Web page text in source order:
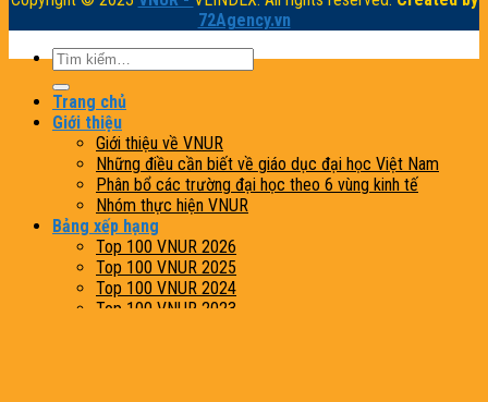
72Agency.vn
Trang chủ
Giới thiệu
Giới thiệu về VNUR
Những điều cần biết về giáo dục đại học Việt Nam
Phân bổ các trường đại học theo 6 vùng kinh tế
Nhóm thực hiện VNUR
Bảng xếp hạng
Top 100 VNUR 2026
Top 100 VNUR 2025
Top 100 VNUR 2024
Top 100 VNUR 2023